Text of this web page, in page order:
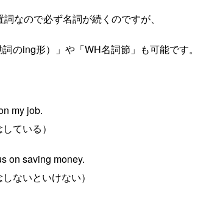
詞なので必ず名詞が続くのですが、
詞のing形）」や「WH名詞節」も可能です。
my job.
ている）
on saving money.
しないといけない）